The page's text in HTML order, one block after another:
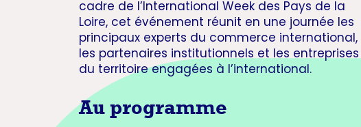
cadre de l’International Week des Pays de la
Loire, cet événement réunit en une journée les
principaux experts du commerce international,
les partenaires institutionnels et les entreprises
du territoire engagées à l’international.
Au programme